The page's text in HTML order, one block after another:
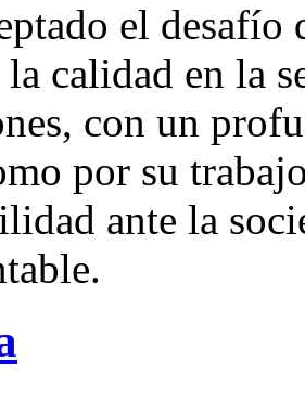
el
calidad en la
con un
por su
ante la